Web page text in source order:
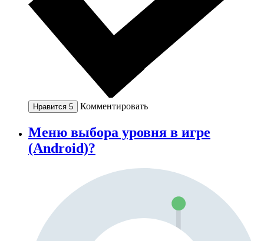
Нравится 5 Комментировать
Меню выбора уровня в игре
(Android)?